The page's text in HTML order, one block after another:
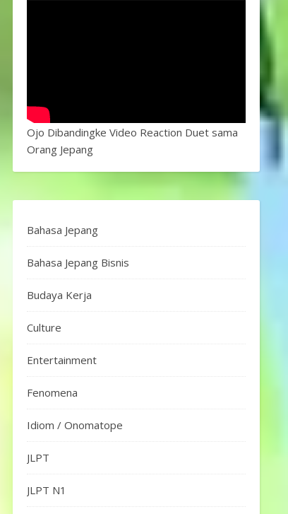
Ojo Dibandingke Video Reaction Duet sama
Orang Jepang
Bahasa Jepang
Bahasa Jepang Bisnis
Budaya Kerja
Culture
Entertainment
Fenomena
Idiom / Onomatope
JLPT
JLPT N1